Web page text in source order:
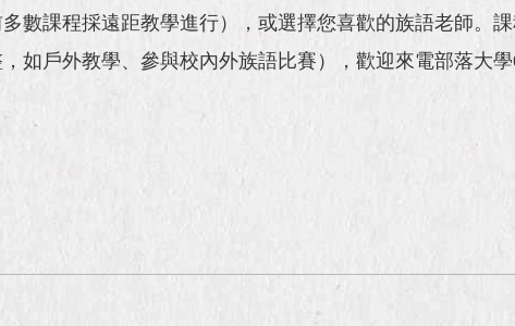
數課程採遠距教學進行），或選擇您喜歡的族語老師。課
如戶外教學、參與校內外族語比賽），歡迎來電部落大